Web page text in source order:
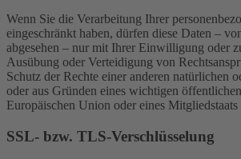
Wenn Sie die Verarbeitung Ihrer
eingeschränkt haben, dürfen diese Daten –
abgesehen – nur mit Ihrer Einwilligung oder
Ausübung oder Verteidigung von
Schutz der Rechte einer anderen natürlichen
oder aus Gründen eines wichtigen
Europäischen Union oder eines
SSL- bzw. TLS-Verschlüsselung